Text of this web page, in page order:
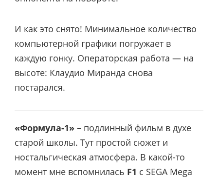
И как это снято! Минимальное количество
компьютерной графики погружает в
каждую гонку. Операторская работа — на
высоте: Клаудио Миранда снова
постарался.
«Формула-1» – подлинный фильм в духе
старой школы. Тут простой сюжет и
ностальгическая атмосфера. В какой-то
момент мне вспомнилась F1 с SEGA Mega